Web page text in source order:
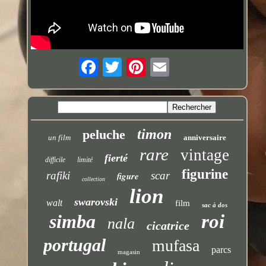
un film peluche timon anniversaire
difficile limité fierté rare vintage
rafiki collection figure scar figurine
walt swarovski lion film sac à dos
simba nala cicatrice roi
portugal magasin mufasa parcs